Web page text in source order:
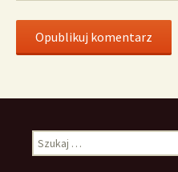
Szukaj: